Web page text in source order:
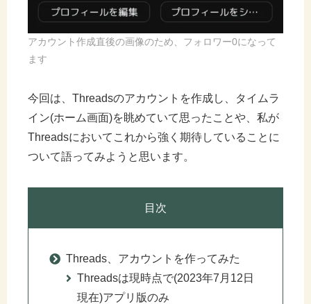
アカウント作成直後の画像のため、フォロワー0になって
ます
今回は、Threadsのアカウントを作成し、タイムラ
イン(ホーム画面)を眺めていて思ったことや、私が
Threadsにおいてこれから強く期待していることに
ついて語ってみようと思います。
目次
Threads、アカウントを作ってみた
Threadsは現時点で(2023年7月12日
現在)アプリ版のみ